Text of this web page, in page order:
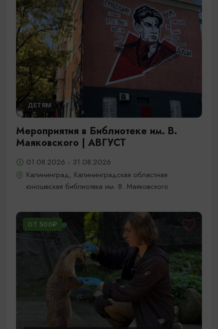
ДЕТЯМ
Мероприятия в Библиотеке им. В.
Маяковского | АВГУСТ
01.08.2026 - 31.08.2026
Калининград, Калининградская областная
юношеская библиотека им. В. Маяковского
ОТ 500₽